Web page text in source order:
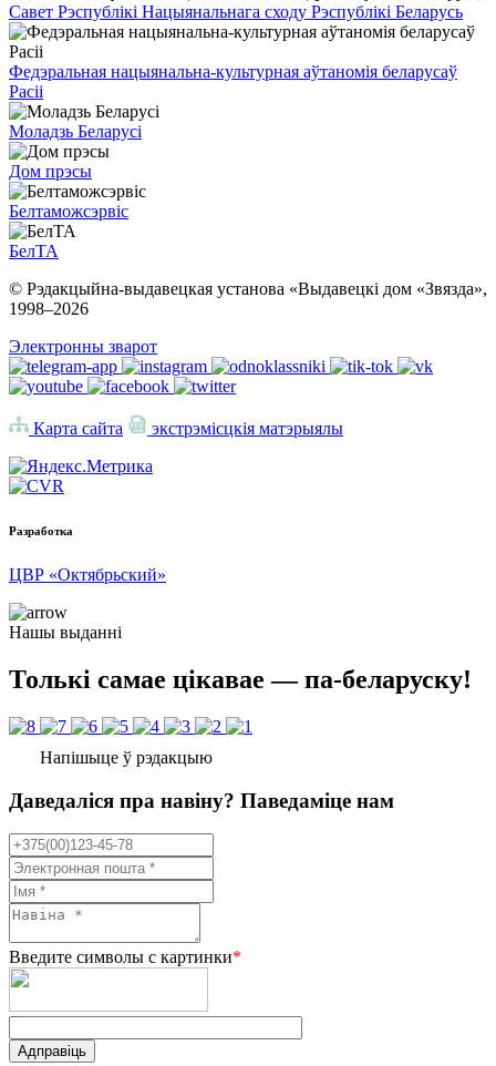
Савет Рэспублікі Нацыянальнага сходу Рэспублікі Беларусь
Федэральная нацыянальна-культурная аўтаномія беларусаў
Расіі
Моладзь Беларусі
Дом прэсы
Белтаможсэрвіс
БелТА
© Рэдакцыйна-выдавецкая установа «Выдавецкі дом «Звязда»,
1998–2026
Электронны зварот
Карта сайта экстрэмісцкія матэрыялы
Разработка
ЦВР «Октябрьский»
Нашы выданні
Толькі самае цікавае — па-беларуску!
Напішыце ў рэдакцыю
Даведаліся пра навіну? Паведаміце нам
Введите символы с картинки*
Адправіць